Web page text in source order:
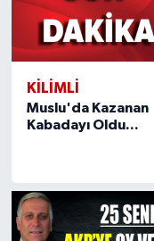
KILIMLI
Muslu'da Kazanan
Kabadayı Oldu...